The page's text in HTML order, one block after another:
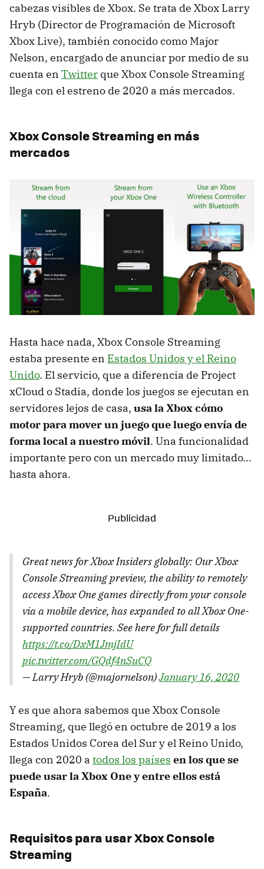
cabezas visibles de Xbox. Se trata de Xbox Larry
Hryb (Director de Programación de Microsoft
Xbox Live), también conocido como Major
Nelson, encargado de anunciar por medio de su
cuenta en Twitter que Xbox Console Streaming
llega con el estreno de 2020 a más mercados.
Xbox Console Streaming en más
mercados
Hasta hace nada, Xbox Console Streaming
estaba presente en Estados Unidos y el Reino
Unido. El servicio, que a diferencia de Project
xCloud o Stadia, donde los juegos se ejecutan en
servidores lejos de casa, usa la Xbox cómo
motor para mover un juego que luego envía de
forma local a nuestro móvil. Una funcionalidad
importante pero con un mercado muy limitado...
hasta ahora.
Great news for Xbox Insiders globally: Our Xbox
Console Streaming preview, the ability to remotely
access Xbox One games directly from your console
via a mobile device, has expanded to all Xbox One-
supported countries. See here for full details
https://t.co/DxM1JmjIdU
pic.twitter.com/GQdf4nSuCQ
— Larry Hryb (@majornelson)January 16, 2020
Y es que ahora sabemos que Xbox Console
Streaming, que llegó en octubre de 2019 a los
Estados Unidos Corea del Sur y el Reino Unido,
llega con 2020 a todos los países en los que se
puede usar la Xbox One y entre ellos está
España.
Requisitos para usar Xbox Console
Streaming